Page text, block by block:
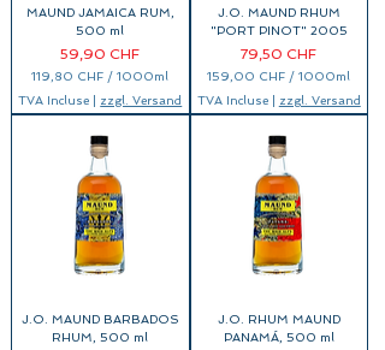
0
M
l
l
l
i
r
e
s
MAUND JAMAICA RUM,
500 ml
Prix
59,90 CHF
119,80 CHF /1000ml
1
9
,
8
0
C
H
F
p
r
1
0
M
TVA Incluse zzgl. Versand
J.O. MAUND RHUM
"PORT PINOT" 2005
Prix
79,50 CHF
159,00 CHF /1000ml
5
9
,
0
0
C
H
F
p
r
1
0
M
TVA Incluse| zzgl. Versand
J.O. MAUND BARBADOS
RHUM, 500 ml
J.O. RHUM MAUND
PANAMÁ, 500 ml